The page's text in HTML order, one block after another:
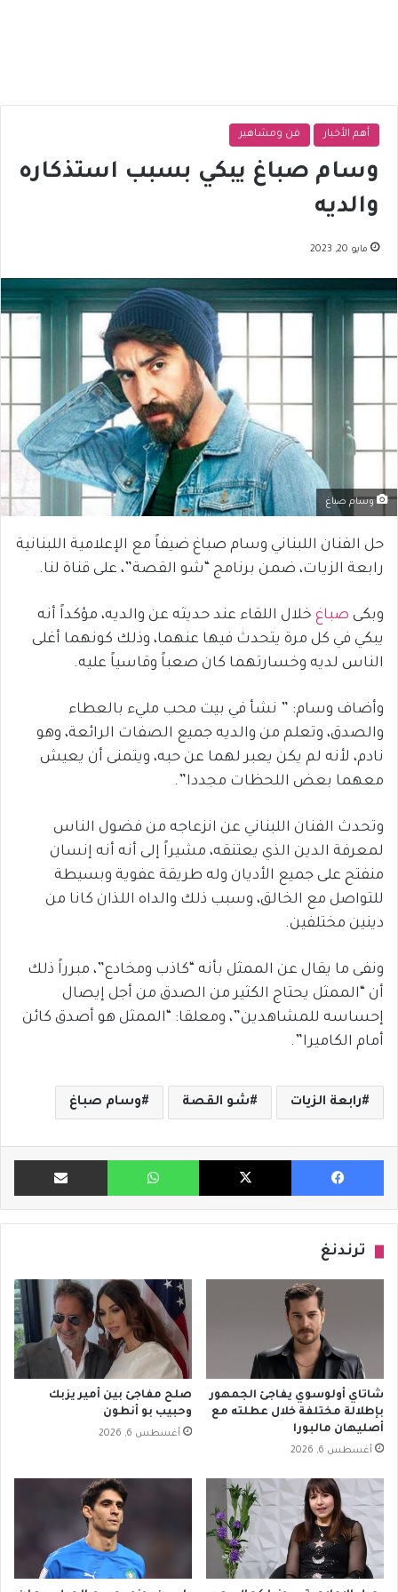
أهم الأخبار فن ومشاهير
وسام صباغ يبكي بسبب استذكاره
والديه
مايو 20, 2023
وسام صباغ
حل الفنان اللبناني وسام صباغ ضيفاً مع الإعلامية اللبنانية
رابعة الزيات، ضمن برنامج “شو القصة”، على قناة لنا.
وبكى صباغ خلال اللقاء عند حديثه عن والديه، مؤكداً أنه
يبكي في كل مرة يتحدث فيها عنهما، وذلك كونهما أغلى
الناس لديه وخسارتهما كان صعباً وقاسياً عليه.
وأضاف وسام: ” نشأ في بيت محب مليء بالعطاء
والصدق، وتعلم من والديه جميع الصفات الرائعة، وهو
نادم، لأنه لم يكن يعبر لهما عن حبه، ويتمنى أن يعيش
معهما بعض اللحظات مجددا”.
وتحدث الفنان اللبناني عن انزعاجه من فضول الناس
لمعرفة الدين الذي يعتنقه، مشيراً إلى أنه أنه إنسان
منفتح على جميع الأديان وله طريقة عفوية وبسيطة
للتواصل مع الخالق، وسبب ذلك والداه اللذان كانا من
دينين مختلفين.
ونفى ما يقال عن الممثل بأنه “كاذب ومخادع”، مبرراً ذلك
أن “الممثل يحتاج الكثير من الصدق من أجل إيصال
إحساسه للمشاهدين”، ومعلقا: “الممثل هو أصدق كائن
أمام الكاميرا”.
رابعة الزيات شو القصة وسام صباغ
فيسبوك X واتساب مشاركة
ترندنغ
شاتاي أولوسوي يفاجئ الجمهور
بإطلالة مختلفة خلال عطلته مع
أصليهان مالبورا
أغسطس 6, 2026
صلح مفاجئ بين أمير يزبك
وحبيب بو أنطون
أغسطس 6, 2026